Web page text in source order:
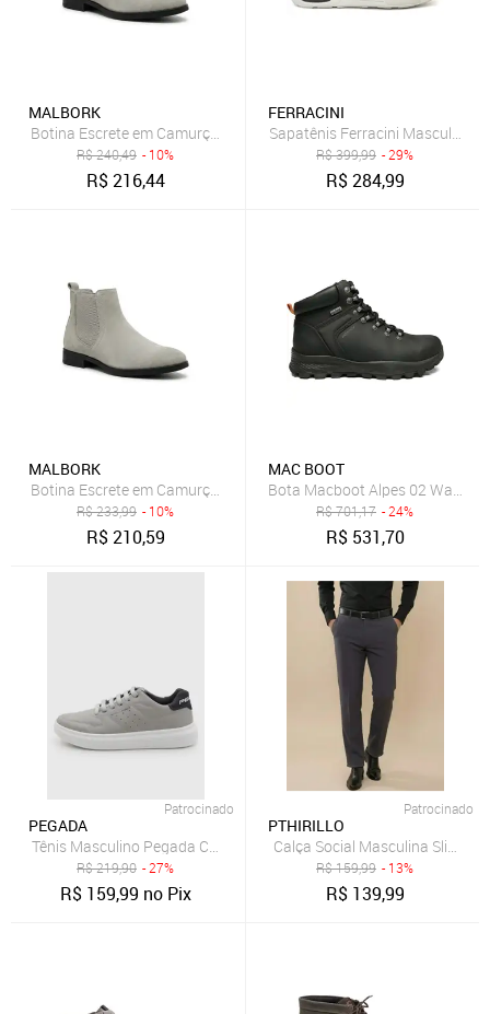
MALBORK
Botina Escrete em Camurça Cinza Solado Borracha 601CZ
R$240,49 - 10%
R$216,44
FERRACINI
Sapatênis Ferracini Masculino
R$399,99 - 29%
R$284,99
MALBORK
Botina Escrete em Camurça Cinza Solado Borracha 601CZ
R$233,99 - 10%
R$210,59
MAC BOOT
Bota Macboot Alpes 02
R$701,17 - 24%
R$ 531,70
Patrocinado
PEGADA
Tênis Masculino Pegada Casual Cinza
R$219,90 - 27%
R$ 159,99 no Pix
Patrocinado
PTHIRILLO
Calça Social Masculina Slim
R$159,99 - 13%
R$ 139,99